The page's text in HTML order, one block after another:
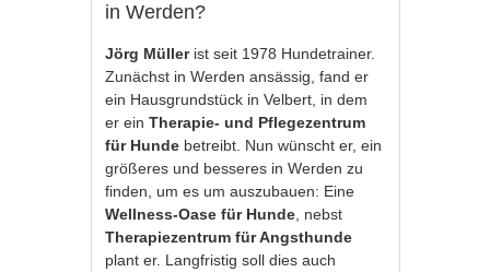
in Werden?
Jörg Müllerist seit 1978 Hundetrainer.
Zunächst in Werden ansässig, fand er
ein Hausgrundstück in Velbert, in dem
er einTherapie- und Pflegezentrum
für Hunde betreibt. Nun wünscht er, ein
größeres und besseres in Werden zu
finden, um es um auszubauen: Eine
Wellness-Oase für Hunde , nebst
Therapiezentrum für Angsthunde
plant er. Langfristig soll dies auch